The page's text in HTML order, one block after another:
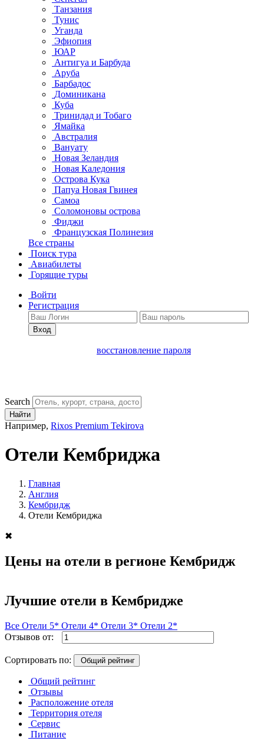
Танзания
Тунис
Уганда
Эфиопия
ЮАР
Антигуа и Барбуда
Аруба
Барбадос
Доминикана
Куба
Тринидад и Тобаго
Ямайка
Австралия
Вануату
Новая Зеландия
Новая Каледония
Острова Кука
Папуа Новая Гвинея
Самоа
Соломоновы острова
Фиджи
Французская Полинезия
Все страны
Поиск тура
Авиабилеты
Горящие туры
Войти
Регистрация
Вход
восстановление пароля
Search
Найти
Например, Rixos Premium Tekirova
Отели Кембриджа
Главная
Англия
Кембридж
Отели Кембриджа
✖
Цены на отели в регионе Кембридж
Лучшие отели в Кембридже
Все Отели 5* Отели 4* Отели 3* Отели 2*
Отзывов от:
Сортировать по: Общий рейтинг
Общий рейтинг
Отзывы
Расположение отеля
Территория отеля
Сервис
Питание